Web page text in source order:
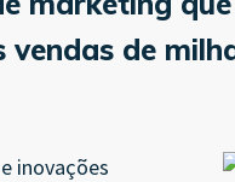
de
inovações